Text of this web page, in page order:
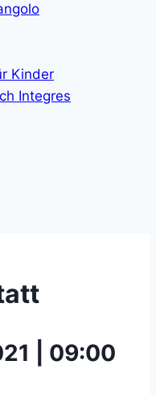
Kinder
Integres
| 09:00